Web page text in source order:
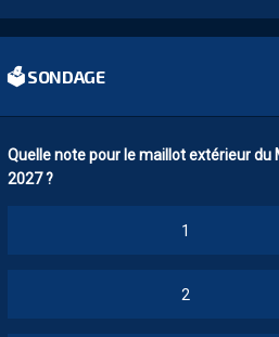
🗳 SONDAGE
Quelle note pour le maillot extérieur du
2027 ?
1
2